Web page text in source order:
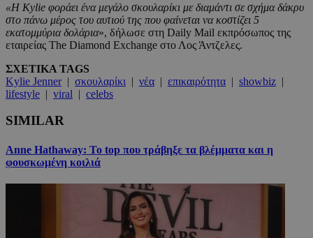
«Η Kylie φοράει ένα μεγάλο σκουλαρίκι με διαμάντι σε σχήμα δάκρυ
στο πάνω μέρος του αυτιού της που φαίνεται να κοστίζει 5
εκατομμύρια δολάρια», δήλωσε στη Daily Mail εκπρόσωπος της
εταιρείας The Diamond Exchange στο Λος Άντζελες.
ΣΧΕΤΙΚΑ TAGS
Kylie Jenner| σκουλαρίκι | νέα | επικαιρότητα | showbiz |
lifestyle | viral | celebs
SIMILAR
Anne Hathaway: Το top που τράβηξε τα βλέμματα και η
φουσκωμένη κοιλιά